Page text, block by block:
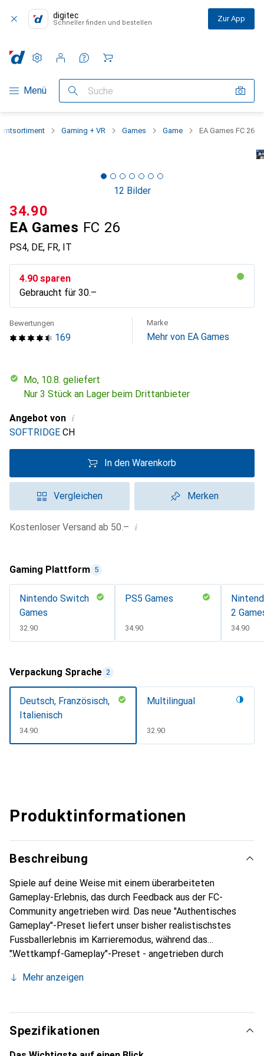
digitec
Schneller finden und bestellen Zur App
Navigation nach Kategorien
Menü Suche
Einstellungen
Kundenkonto
Vergleichslisten
Merklisten
Warenkorb
Gaming + VR Games Game EA Games FC 26
12 Bilder
EA Games FC 26
PS4, DE, FR, IT
CHF
34.90
CHF
4.90 sparen
Gebraucht für CHF
30.–
169
Bewertungen Marke
Mehr von EA Games
Mo, 10.8. geliefert
Nur 3 Stück an Lager beim Drittanbieter
Angebot von i
SOFTRIDGE CH
In den Warenkorb
Vergleichen Merken
Kostenloser Versand ab 50.– i
Gaming Plattform 5
Nintendo Switch
Games
CHF
32.90
PS5 Games
CHF
34.90
2
CHF
34.90
Verpackung Sprache 2
Deutsch, Französisch,
Italienisch
CHF
34.90
Multilingual
CHF
32.90
Produktinformationen
Beschreibung
Spiele auf deine Weise mit einem überarbeiteten
Gameplay-Erlebnis, das durch Feedback aus der FC-
Community angetrieben wird. Das neue "Authentisches
Gameplay"-Preset liefert unser bisher realistischstes
Fussballerlebnis im Karrieremodus, während das
"Wettkampf-Gameplay"-Preset - angetrieben durch
erhöhte Reaktionsfähigkeit - speziell für Football
Authentizität in EA SPORTS FC 26, mit über 20.000 Profis
in mehr als 750 Clubs und Nationalmannschaften, in über
120 Stadien und mehr als 35 Ligen. EA SPORTS FC 26 ist
der einzige Ort, an dem du die legendäre UEFA Champions
Mehr anzeigen
Spezifikationen